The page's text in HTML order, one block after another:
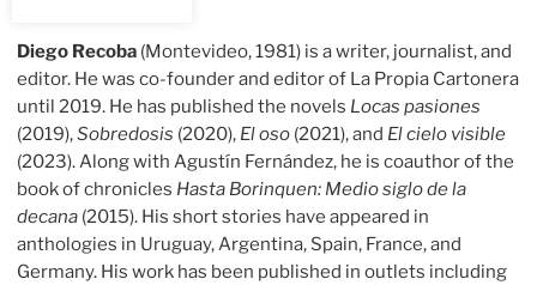
Diego Recoba (Montevideo, 1981) is a writer, journalist, and
editor. He was co-founder and editor of La Propia Cartonera
until 2019. He has published the novels Locas pasiones
(2019),Sobredosis (2020), El oso (2021), and El cielo visible
(2023). Along with Agustín Fernández, he is coauthor of the
book of chronicles Hasta Borinquen: Medio siglo de la
decana (2015). His short stories have appeared in
anthologies in Uruguay, Argentina, Spain, France, and
Germany. His work has been published in outlets including